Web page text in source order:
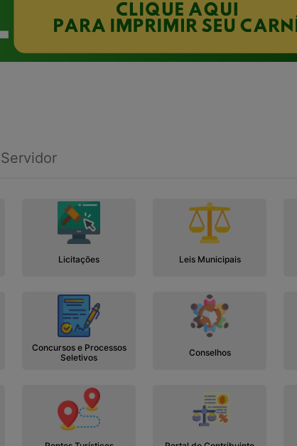
Servidor
Licitações Leis Municipais
Concursos e Processos
Seletivos
Conselhos